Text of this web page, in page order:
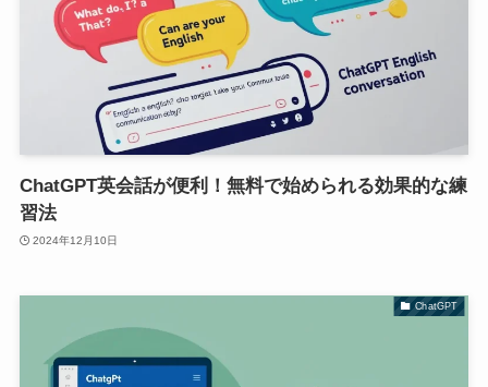
ChatGPT英会話が便利！無料で始められる効果的な練
習法
2024年12月10日
ChatGPT